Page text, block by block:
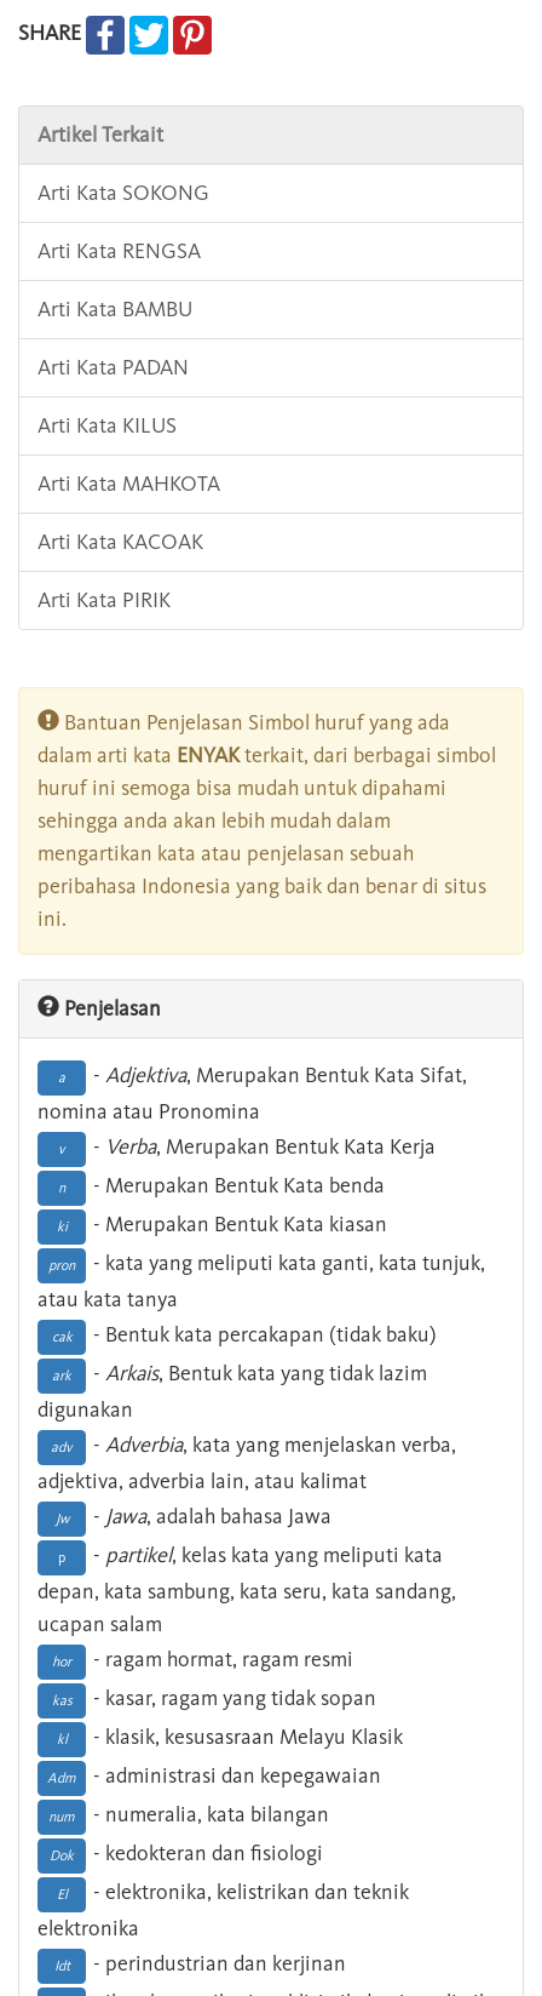
SHARE
Artikel Terkait
Arti Kata SOKONG
Arti Kata RENGSA
Arti Kata BAMBU
Arti Kata PADAN
Arti Kata KILUS
Arti Kata MAHKOTA
Arti Kata KACOAK
Arti Kata PIRIK
Bantuan Penjelasan Simbol huruf yang ada
dalam arti kata ENYAKterkait, dari berbagai simbol
huruf ini semoga bisa mudah untuk dipahami
sehingga anda akan lebih mudah dalam
mengartikan kata atau penjelasan sebuah
peribahasa Indonesia yang baik dan benar di situs
ini.
Penjelasan
a - Adjektiva, Merupakan Bentuk Kata Sifat,
nomina atau Pronomina
v - Verba, Merupakan Bentuk Kata Kerja
n - Merupakan Bentuk Kata benda
ki - Merupakan Bentuk Kata kiasan
pron
- kata yang meliputi kata ganti, kata tunjuk,
atau kata tanya
cak - Bentuk kata percakapan (tidak baku)
ark - Arkais, Bentuk kata yang tidak lazim
digunakan
adv - Adverbia, kata yang menjelaskan verba,
adjektiva, adverbia lain, atau kalimat
Jw - Jawa, adalah bahasa Jawa
p - partikel, kelas kata yang meliputi kata
depan, kata sambung, kata seru, kata sandang,
ucapan salam
hor - ragam hormat, ragam resmi
kas - kasar, ragam yang tidak sopan
kl - klasik, kesusasraan Melayu Klasik
Adm - administrasi dan kepegawaian
num - numeralia, kata bilangan
Dok - kedokteran dan fisiologi
El
- elektronika, kelistrikan dan teknik
elektronika
Idt
- perindustrian dan kerjinan